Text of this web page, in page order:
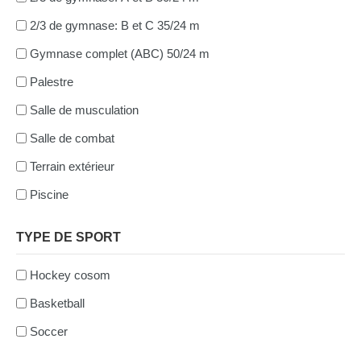
2/3 de gymnase: B et C 35/24 m
Gymnase complet (ABC) 50/24 m
Palestre
Salle de musculation
Salle de combat
Terrain extérieur
Piscine
TYPE DE SPORT
Hockey cosom
Basketball
Soccer